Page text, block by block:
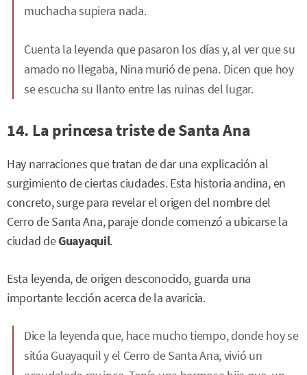
muchacha supiera nada.
Cuenta la leyenda que pasaron los días y, al ver que su
amado no llegaba, Nina murió de pena. Dicen que hoy
se escucha su llanto entre las ruinas del lugar.
14. La princesa triste de Santa Ana
Hay narraciones que tratan de dar una explicación al
surgimiento de ciertas ciudades. Esta historia andina, en
concreto, surge para revelar el origen del nombre del
Cerro de Santa Ana, paraje donde comenzó a ubicarse la
ciudad deGuayaquil.
Esta leyenda, de origen desconocido, guarda una
importante lección acerca de la avaricia.
Dice la leyenda que, hace mucho tiempo, donde hoy se
sitúa Guayaquil y el Cerro de Santa Ana, vivió un